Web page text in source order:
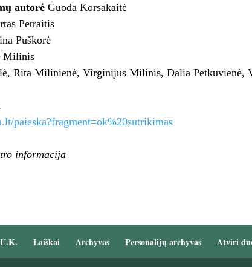
autorėGuoda Korsakaitė
Petraitis
Puškorė
Milinis
Rita Milinienė, Virginijus Milinis, Dalia Petkuvienė,
paieska?fragment=ok%20sutrikimas
informacija
Laiškai Archyvas Personalijų archyvas Atviri